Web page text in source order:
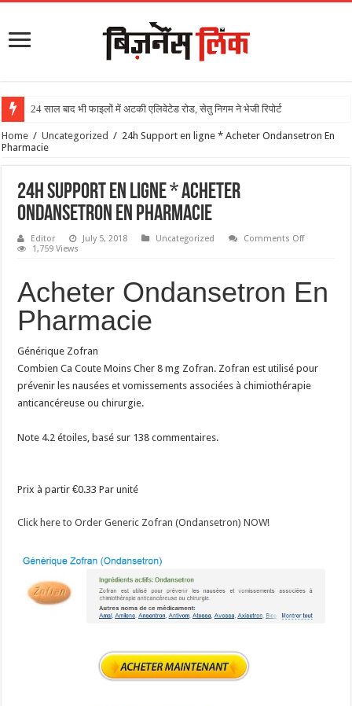
24 साल बाद भी फाइलों में अटकी एलिवेटेड रोड, सेतु निगम ने भेजी रिपोर्ट
Home / Uncategorized / 24h Support en ligne * Acheter Ondansetron En
Pharmacie
24h Support en ligne * Acheter
Ondansetron En Pharmacie
Editor July 5, 2018 Uncategorized
Comments Off
1,759 Views
Acheter Ondansetron En
Pharmacie
Générique Zofran
Combien Ca Coute Moins Cher 8 mg Zofran. Zofran est utilisé pour
prévenir les nausées et vomissements associées à chimiothérapie
anticancéreuse ou chirurgie.
Note 4.2 étoiles, basé sur 138 commentaires.
Prix à partir€0.33 Par unité
Click here to Order Generic Zofran (Ondansetron) NOW!